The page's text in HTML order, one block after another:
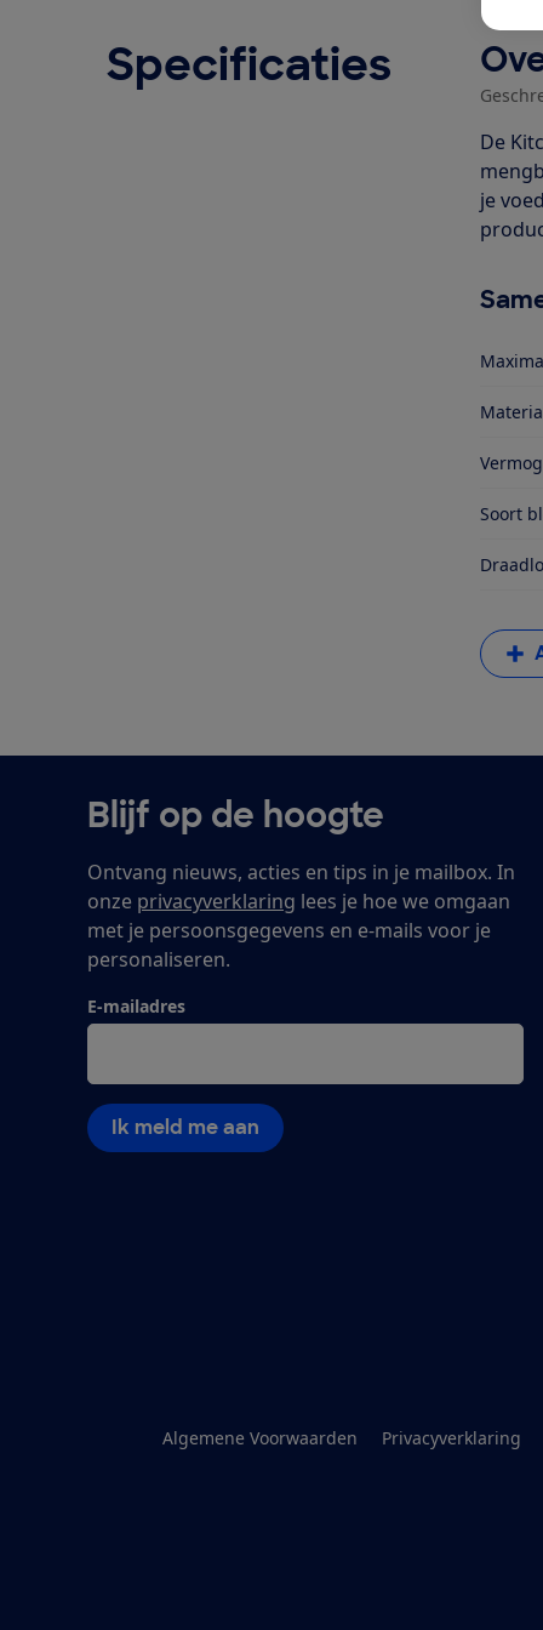
Specificaties
De
je
Soort
Blijf op de hoogte
Ontvang nieuws, acties en tips in je mailbox. In
onze privacyverklaring lees je hoe we omgaan
met je persoonsgegevens en e-mails voor je
personaliseren.
E-mailadres
Ik meld me aan
Algemene Voorwaarden Privacyverklaring